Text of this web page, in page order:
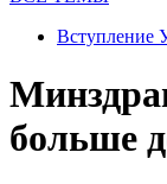
Вступление
больше